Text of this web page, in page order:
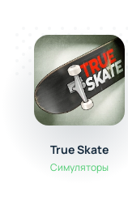
True Skate
Симуляторы